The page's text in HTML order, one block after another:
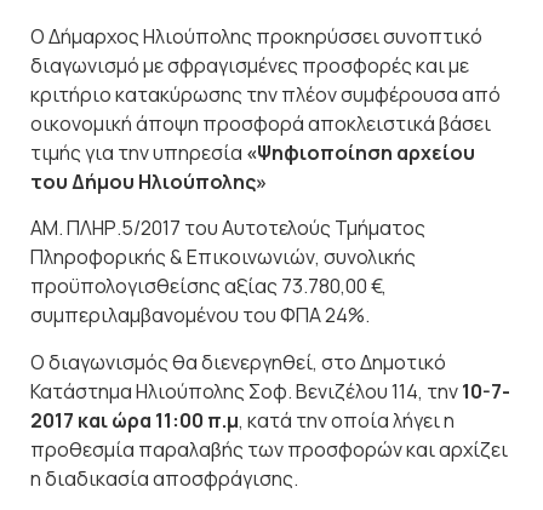
Ο Δήμαρχος Ηλιούπολης προκηρύσσει συνοπτικό
διαγωνισμό με σφραγισμένες προσφορές και με
κριτήριο κατακύρωσης την πλέον συμφέρουσα από
οικονομική άποψη προσφορά αποκλειστικά βάσει
τιμής για την υπηρεσία «Ψηφιοποίηση αρχείου
του Δήμου Ηλιούπολης»
ΑΜ. ΠΛΗΡ.5/2017 του Αυτοτελούς Τμήματος
Πληροφορικής & Επικοινωνιών, συνολικής
προϋπολογισθείσης αξίας 73.780,00 €,
συμπεριλαμβανομένου του ΦΠΑ 24%.
Ο διαγωνισμός θα διενεργηθεί, στο Δημοτικό
Κατάστημα Ηλιούπολης Σοφ. Βενιζέλου 114, την10-7-
2017 και ώρα 11:00 π.μ, κατά την οποία λήγει η
προθεσμία παραλαβής των προσφορών και αρχίζει
η διαδικασία αποσφράγισης.